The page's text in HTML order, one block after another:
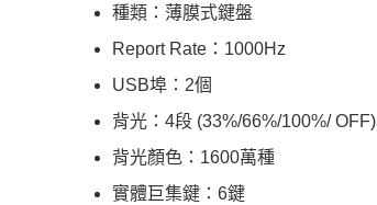
種類：薄膜式鍵盤
Report Rate：1000Hz
USB埠：2個
背光：4段 (33%/66%/100%/ OFF)
背光顏色：1600萬種
實體巨集鍵：6鍵